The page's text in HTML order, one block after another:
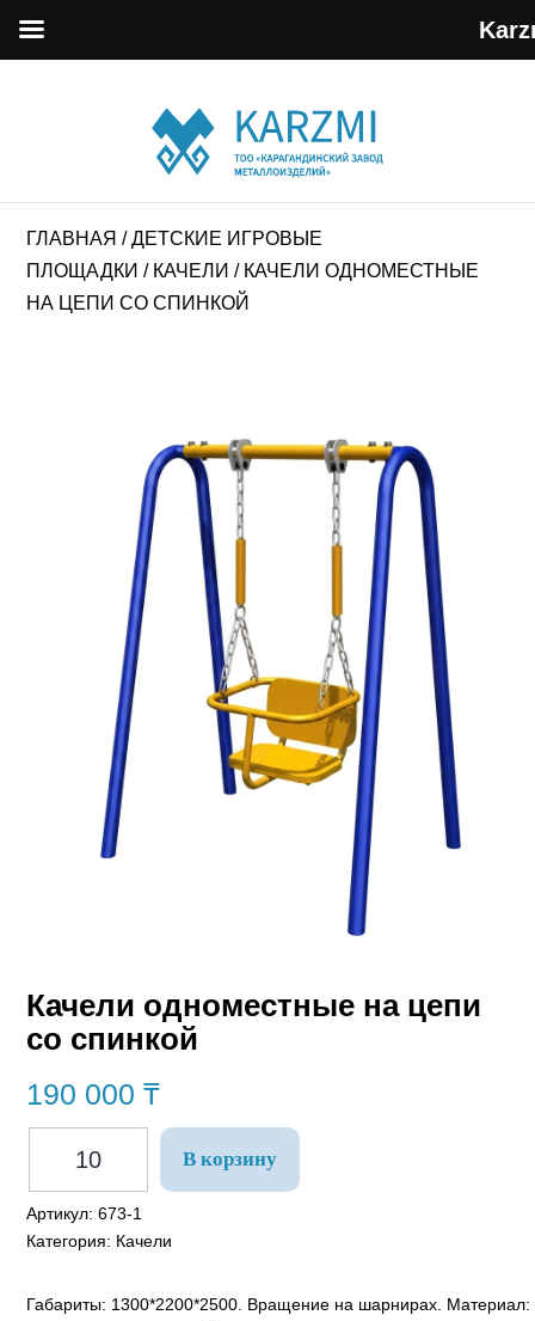
ГЛАВНАЯ /ДЕТСКИЕ ИГРОВЫЕ
ПЛОЩАДКИ / КАЧЕЛИ / КАЧЕЛИ ОДНОМЕСТНЫЕ
НА ЦЕПИ СО СПИНКОЙ
Качели одноместные на цепи
со спинкой
190 000₸
В корзину
Артикул:673-1
Категория: Качели
Габариты: 1300*2200*2500. Вращение на шарнирах. Материал: